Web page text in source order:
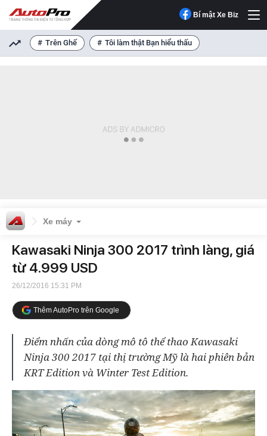
Bí mật Xe Biz
Trên Ghế Tôi làm thật Bạn hiểu thấu
Xe máy
Kawasaki Ninja 300 2017 trình làng, giá
từ 4.999 USD
26/12/2016 15:31 PM
Thêm AutoPro trên Google
Điểm nhấn của dòng mô tô thể thao Kawasaki
Ninja 300 2017 tại thị trường Mỹ là hai phiên bản
KRT Edition và Winter Test Edition.